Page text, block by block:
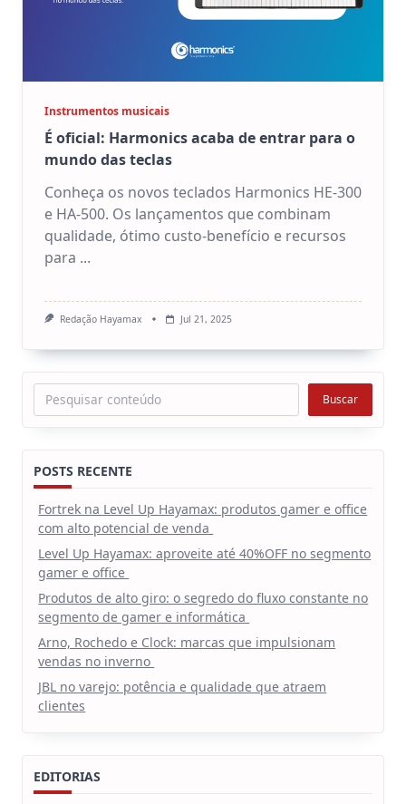
Instrumentos musicais
É oficial: Harmonics acaba de entrar para o
mundo das teclas
Conheça os novos teclados Harmonics HE-300
e HA-500. Os lançamentos que combinam
qualidade, ótimo custo-benefício e recursos
para ...
Redação Hayamax Jul 21, 2025
Pesquisar Buscar
POSTS RECENTE
Fortrek na Level Up Hayamax: produtos gamer e office
com alto potencial de venda
Level Up Hayamax: aproveite até 40%OFF no segmento
gamer e office
Produtos de alto giro: o segredo do fluxo constante no
segmento de gamer e informática
Arno, Rochedo e Clock: marcas que impulsionam
vendas no inverno
JBL no varejo: potência e qualidade que atraem
clientes
EDITORIAS